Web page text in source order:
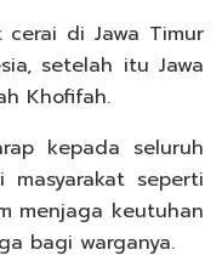
di Jawa Timur
setelah itu Jawa
Khofifah.
kepada seluruh
seperti
menjaga keutuhan
bagi warganya.